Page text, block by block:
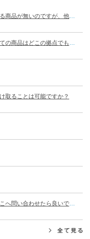
商品が無いのですが、他に
の商品はどこの拠点でも可
取ることは可能ですか？
へ問い合わせたら良いです